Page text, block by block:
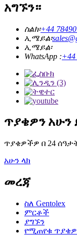
አግኙን።
ስልክ፡+44
ኢሜይል፡
ኢሜይል፡
WhatsApp :+44
ጥያቄዎን አሁን
ጥያቄዎችዎ በ 24
አሁን ላክ
መረጃ
ስለ Gentolex
ምርቶች
ያግኙን
የሚጠየቁ